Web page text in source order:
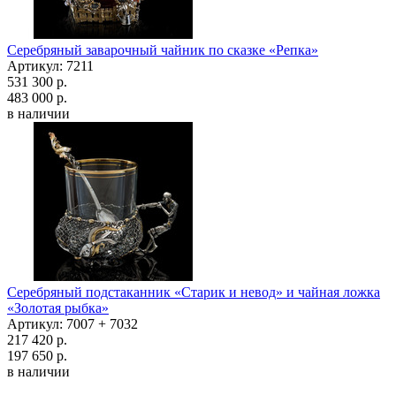
Серебряный заварочный чайник по сказке «Репка»
Артикул: 7211
531 300 р.
483 000 р.
в наличии
Серебряный подстаканник «Старик и невод» и чайная ложка
«Золотая рыбка»
Артикул: 7007 + 7032
217 420 р.
197 650 р.
в наличии